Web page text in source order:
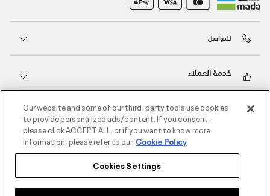
للتواصل
خدمة العملاء
حول أندر آرمر
أندر آرمر على الشبكات الاجتماعية
Our website and some of our third-party tools use cookies
to provide personalized ads/content. If you consent,
please click ACCEPT ALL, or if you want to know more
information, please refer to our Cookie Policy
Cookies Settings